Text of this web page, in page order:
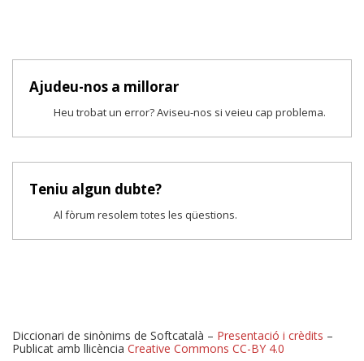
Ajudeu-nos a millorar
Heu trobat un error? Aviseu-nos si veieu cap problema.
Teniu algun dubte?
Al fòrum resolem totes les qüestions.
Diccionari de sinònims de Softcatalà – Presentació i crèdits –
Publicat amb llicència Creative Commons CC-BY 4.0